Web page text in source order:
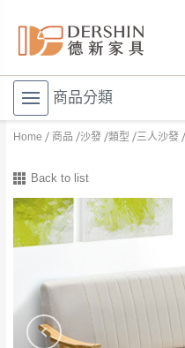
商品分類
Home 商品 沙發 類型 三人沙發
Back to list